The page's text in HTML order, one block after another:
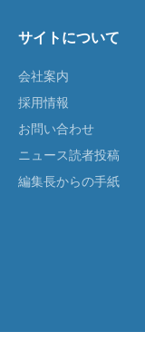
サイトについて
会社案内
採用情報
お問い合わせ
ニュース読者投稿
編集長からの手紙